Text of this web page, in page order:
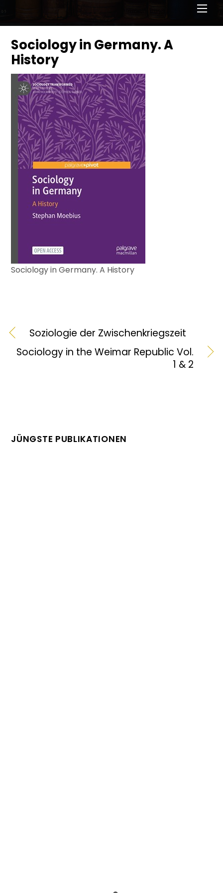
Sociology in Germany. A
History
Sociology in Germany. A History
Soziologie der Zwischenkriegszeit
Sociology in the Weimar Republic Vol.
1 & 2
JÜNGSTE PUBLIKATIONEN